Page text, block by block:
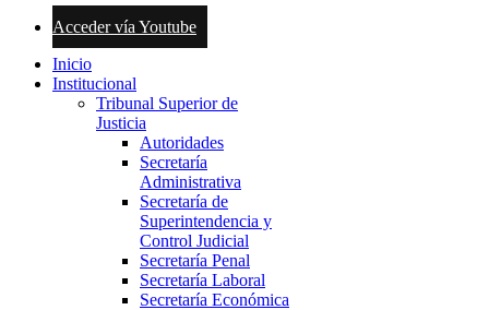
Acceder vía Youtube
Inicio
Institucional
Tribunal Superior de
Justicia
Autoridades
Secretaría
Administrativa
Secretaría de
Superintendencia y
Control Judicial
Secretaría Penal
Secretaría Laboral
Secretaría Económica